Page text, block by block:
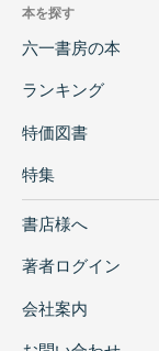
本を探す
六一書房の本
ランキング
特価図書
特集
書店様へ
著者ログイン
会社案内